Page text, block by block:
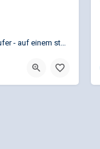
Österreich